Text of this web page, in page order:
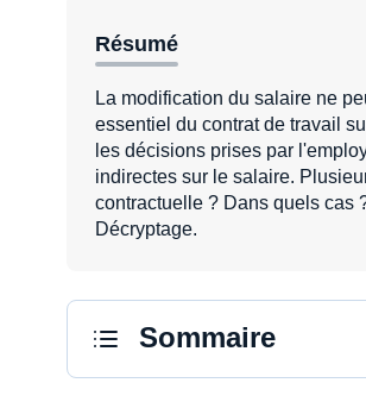
Résumé
La modification du salaire ne
essentiel du contrat de travail
les décisions prises par
indirectes sur le salaire.
contractuelle ? Dans quels cas
Décryptage.
Sommaire